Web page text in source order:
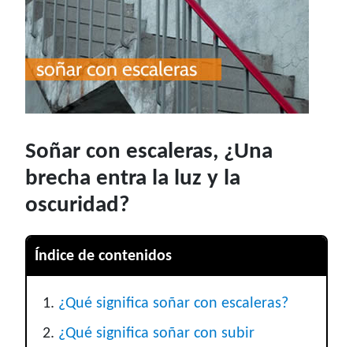
Soñar con escaleras, ¿Una
brecha entra la luz y la
oscuridad?
Índice de contenidos
¿Qué significa soñar con escaleras?
¿Qué significa soñar con subir